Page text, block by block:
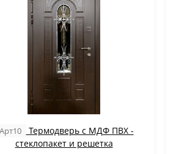
Арт10
Термодверь с МДФ ПВХ -
стеклопакет и решетка